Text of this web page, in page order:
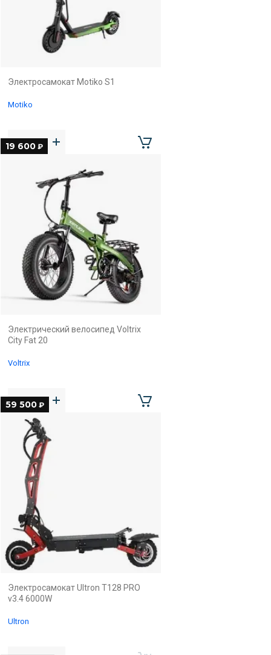
Электросамокат Motiko S1
Motiko
19 600 ₽
Электрический велосипед Voltrix
City Fat 20
Voltrix
59 500 ₽
Электросамокат Ultron T128 PRO
v3.4 6000W
Ultron